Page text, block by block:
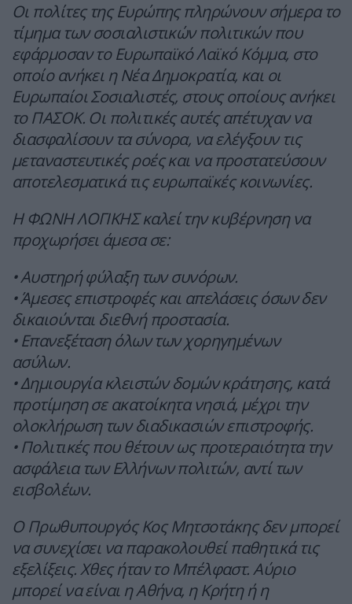
Οι πολίτες της Ευρώπης πληρώνουν σήμερα το
τίμημα των σοσιαλιστικών πολιτικών που
εφάρμοσαν το Ευρωπαϊκό Λαϊκό Κόμμα, στο
οποίο ανήκει η Νέα Δημοκρατία, και οι
Ευρωπαίοι Σοσιαλιστές, στους οποίους ανήκει
το ΠΑΣΟΚ. Οι πολιτικές αυτές απέτυχαν να
διασφαλίσουν τα σύνορα, να ελέγξουν τις
μεταναστευτικές ροές και να προστατεύσουν
αποτελεσματικά τις ευρωπαϊκές κοινωνίες.
Η ΦΩΝΗ ΛΟΓΙΚΗΣ καλεί την κυβέρνηση να
προχωρήσει άμεσα σε:
•⁠ ⁠Αυστηρή φύλαξη των συνόρων.
•⁠ ⁠Άμεσες επιστροφές και απελάσεις όσων δεν
δικαιούνται διεθνή προστασία.
•⁠ ⁠Επανεξέταση όλων των χορηγημένων
ασύλων.
•⁠ ⁠Δημιουργία κλειστών δομών κράτησης, κατά
προτίμηση σε ακατοίκητα νησιά, μέχρι την
ολοκλήρωση των διαδικασιών επιστροφής.
•⁠ ⁠Πολιτικές που θέτουν ως προτεραιότητα την
ασφάλεια των Ελλήνων πολιτών, αντί των
εισβολέων.
Ο Πρωθυπουργός Κος Μητσοτάκης δεν μπορεί
να συνεχίσει να παρακολουθεί παθητικά τις
εξελίξεις. Χθες ήταν το Μπέλφαστ. Αύριο
μπορεί να είναι η Αθήνα, η Κρήτη ή η